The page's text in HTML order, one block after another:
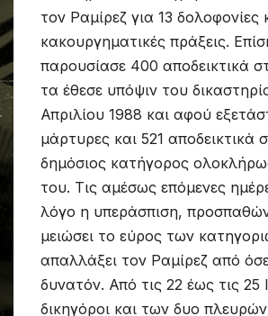
τον Ραμίρεζ για 13 δολοφονίες
κακουργηματικές πράξεις.
παρουσίασε 400 αποδεικτικά
τα έθεσε υπόψιν του
Απριλίου 1988 και αφού
μάρτυρες και 521 αποδεικτικά
δημόσιος κατήγορος
του. Τις αμέσως επόμενες
λόγο η υπεράσπιση,
μειώσει το εύρος των
απαλλάξει τον Ραμίρεζ από
δυνατόν. Από τις 22 έως τις 25
δικηγόροι και των δυο